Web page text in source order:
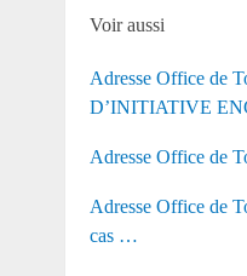
Voir aussi
Adresse Office de
D’INITIATIVE
Adresse Office de
Adresse Office de
cas …